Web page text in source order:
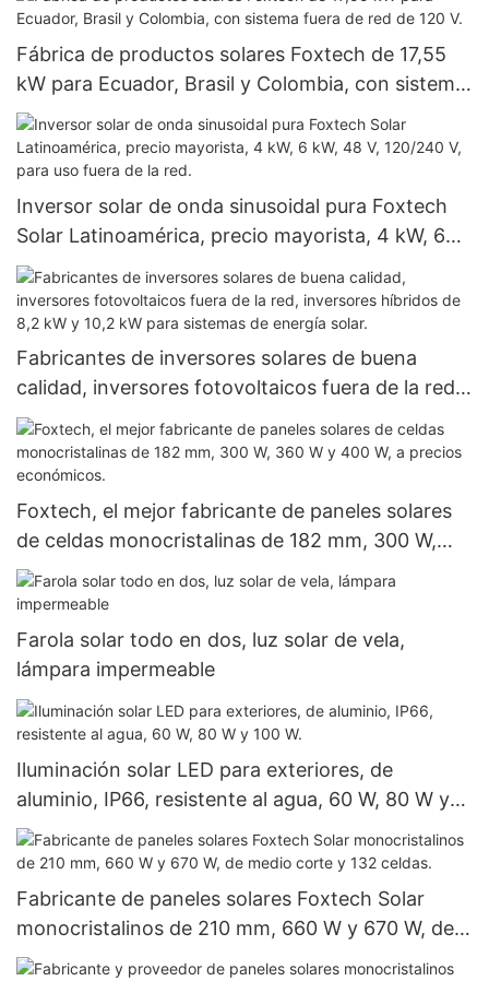
doble panel.
Fábrica de productos solares Foxtech de 17,55
kW para Ecuador, Brasil y Colombia, con sistema
fuera de red de 120 V.
Inversor solar de onda sinusoidal pura Foxtech
Solar Latinoamérica, precio mayorista, 4 kW, 6
kW, 48 V, 120/240 V, para uso fuera de la red.
Fabricantes de inversores solares de buena
calidad, inversores fotovoltaicos fuera de la red,
inversores híbridos de 8,2 kW y 10,2 kW para
sistemas de energía solar.
Foxtech, el mejor fabricante de paneles solares
de celdas monocristalinas de 182 mm, 300 W,
360 W y 400 W, a precios económicos.
Farola solar todo en dos, luz solar de vela,
lámpara impermeable
Iluminación solar LED para exteriores, de
aluminio, IP66, resistente al agua, 60 W, 80 W y
100 W.
Fabricante de paneles solares Foxtech Solar
monocristalinos de 210 mm, 660 W y 670 W, de
medio corte y 132 celdas.